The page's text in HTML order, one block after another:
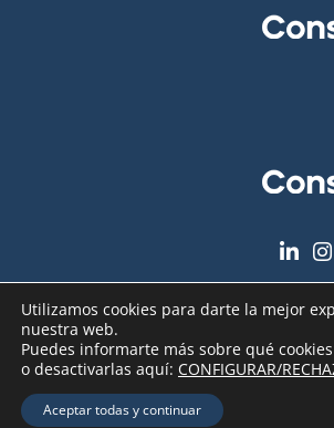
Copyright2026 - Consoft |Aviso Legal
Política de Cookies|Seguridad de sus datos
Utilizamos cookies para darte la mejor
nuestra web.
Puedes informarte más sobre qué
o desactivarlas aquí: CONFIGURAR/
Aceptar todas y continuar